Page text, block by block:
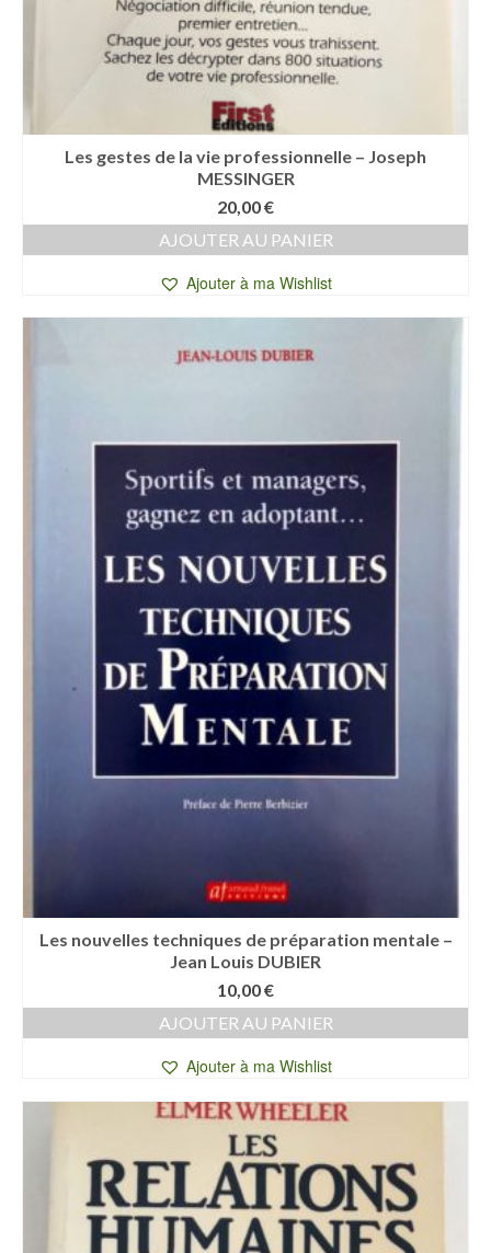
Les gestes de la vie professionnelle – Joseph
MESSINGER
20,00€
AJOUTER AU PANIER
Ajouter à ma Wishlist
Les nouvelles techniques de préparation mentale –
Jean Louis DUBIER
10,00€
AJOUTER AU PANIER
Ajouter à ma Wishlist